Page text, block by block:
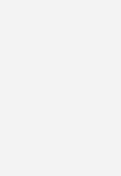
die Lupe. Spannend, praxisnah
sie, wie Unternehmen
im Arbeitsalltag verankern